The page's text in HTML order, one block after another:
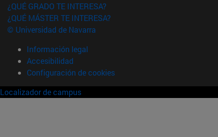
¿QUÉ GRADO TE INTERESA?
¿QUÉ MÁSTER TE INTERESA?
© Universidad de Navarra
Información legal
Accesibilidad
Configuración de cookies
Localizador de campus